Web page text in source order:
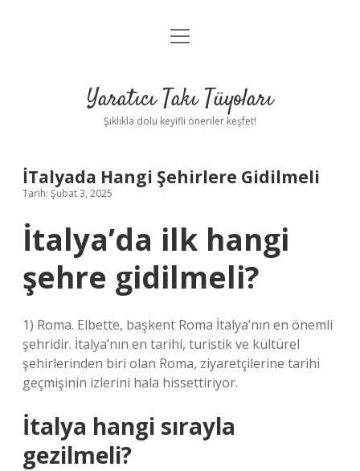
Anasayfa
Yasal Uyarı
menüyü
Yaratıcı Takı Tüyoları
Şıklıkla dolu keyifli öneriler keşfet!
İTalyada Hangi Şehirlere Gidilmeli
Tarih: Şubat 3, 2025
İtalya’da ilk hangi
şehre gidilmeli?
1) Roma. Elbette, başkent Roma İtalya’nın en önemli
şehridir. İtalya’nın en tarihi, turistik ve kültürel
şehirlerinden biri olan Roma, ziyaretçilerine tarihi
geçmişinin izlerini hala hissettiriyor.
İtalya hangi sırayla
gezilmeli?